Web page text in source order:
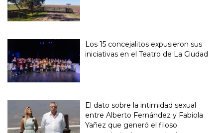
Los 15 concejalitos expusieron sus
iniciativas en el Teatro de La Ciudad
El dato sobre la intimidad sexual
entre Alberto Fernández y Fabiola
Yañez que generó el filoso